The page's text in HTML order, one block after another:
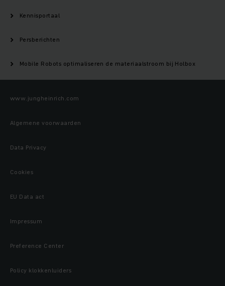
Kennisportaal
Persberichten
Mobile Robots optimaliseren de materiaalstroom bij Holbox
www.jungheinrich.com
Algemene voorwaarden
Data Privacy
Cookies
EU Data act
Impressum
Preference Center
Policy klokkenluiders